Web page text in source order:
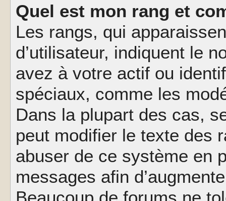
Quel est mon rang et
Les rangs, qui
d’utilisateur, indiquent le
avez à votre actif ou
spéciaux, comme les
Dans la plupart des cas,
peut modifier le texte des
abuser de ce système en
messages afin
Beaucoup de forums ne